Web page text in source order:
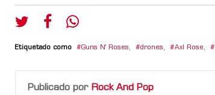
Etiquetado como Guns N' Roses, drones, Axl Rose,
Publicado por Rock And Pop